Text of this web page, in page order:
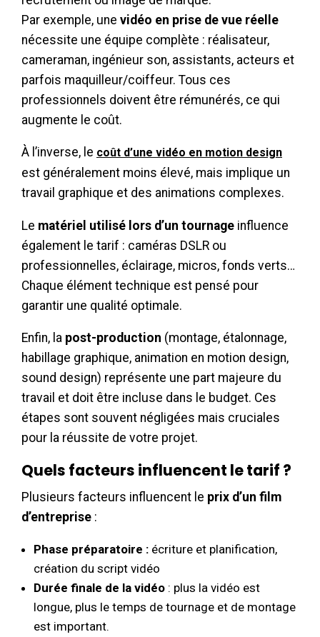
Par exemple, une vidéo en prise de vue réelle
nécessite une équipe complète : réalisateur,
cameraman, ingénieur son, assistants, acteurs et
parfois maquilleur/coiffeur. Tous ces
professionnels doivent être rémunérés, ce qui
augmente le coût.
À l’inverse, le coût d’une vidéo en motion design
est généralement moins élevé, mais implique un
travail graphique et des animations complexes.
Le matériel utilisé lors d’un tournage influence
également le tarif : caméras DSLR ou
professionnelles, éclairage, micros, fonds verts…
Chaque élément technique est pensé pour
garantir une qualité optimale.
Enfin, la post-production (montage, étalonnage,
habillage graphique, animation en motion design,
sound design) représente une part majeure du
travail et doit être incluse dans le budget. Ces
étapes sont souvent négligées mais cruciales
pour la réussite de votre projet.
Quels facteurs influencent le tarif ?
Plusieurs facteurs influencent le prix d’un film
d’entreprise :
Phase préparatoire : écriture et planification,
création du script vidéo
Durée finale de la vidéo : plus la vidéo est
longue, plus le temps de tournage et de montage
est important.